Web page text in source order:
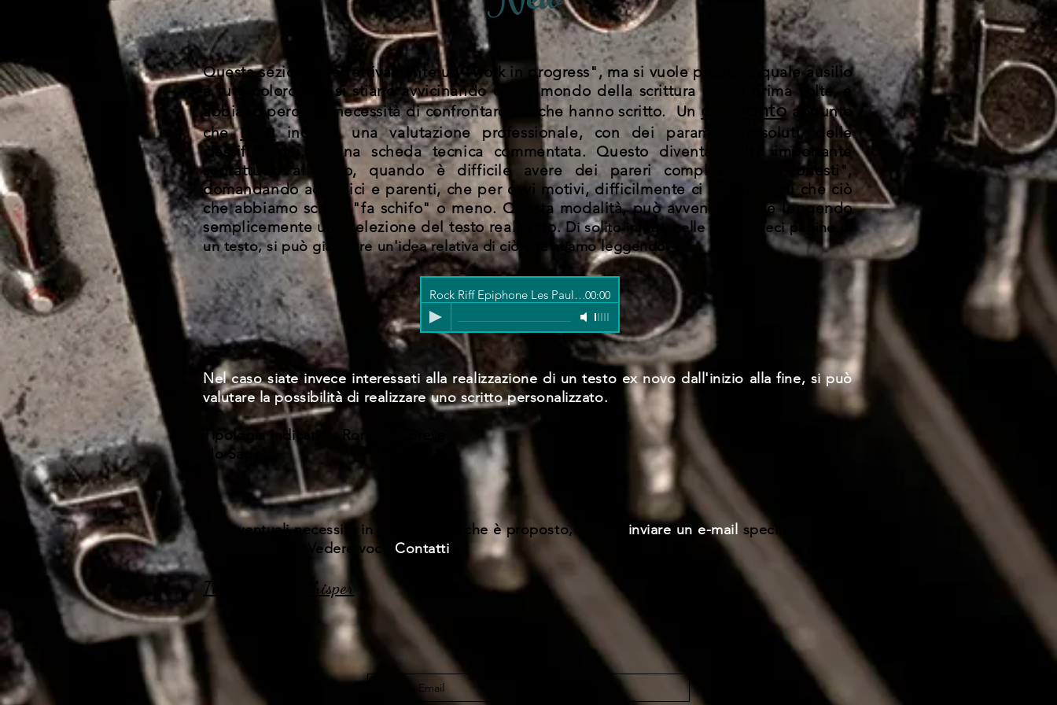
Questa sezione è effettivamente un "work in progress", ma si vuole proporre quale ausilio
a tutti coloro che si stiano avvicinando ora al mondo della scrittura per la prima volta, e
abbiano perciò la necessità di confrontare ciò che hanno scritto. Unconfrontoappunto
chenoninclude una valutazione professionale, con dei parametri assoluti, delle
classificazioni, o una scheda tecnica commentata. Questo diventa molto importante
soprattutto all'inizio, quando è difficile avere dei pareri completamente "onesti",
domandando ad amici e parenti, che per ovvi motivi, difficilmente ci diranno mai che ciò
che abbiamo scritto "fa schifo" o meno. Questa modalità, può avvenire anche leggendo
semplicemente una selezione del testo realizzato.Di solito infatti, nelle prime dieci pagine di
un testo, si può già avere un'idea relativa di ciò che stiamo leggendo.
Nel caso siate invece interessati alla realizzazione di un testo ex novo dall'inizio alla fine, si può
valutare la possibilità di realizzare uno scritto personalizzato.
Tipologia Indicativa: Romanzo Breve.
No Saggi.
Per eventuali necessità in merito a ciò che è proposto, potete inviare un e-mail specificando ciò
che richiedete. Vedere voce Contatti
The Writer's Whisper
Rock Riff Epiphone Les Paul - Ocd Fulltone - Fender De Ville - Live Demo Daniele Butturini
00:00
Modulo di iscrizione